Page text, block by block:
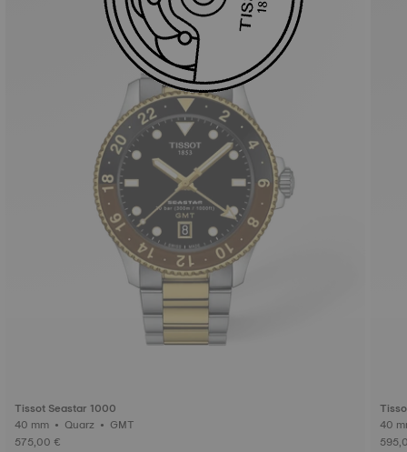
Tissot Seastar 1000
40 mm • Quarz • GMT
575,00 €